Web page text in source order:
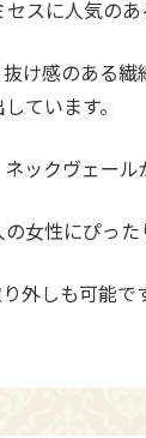
スに人気のあ
け感のある
ています。
ックヴェール
女性にぴっ
外しも可能で